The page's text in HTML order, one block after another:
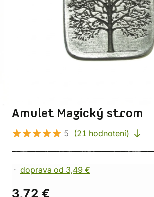
Amulet Magický strom
5 (21 hodnotení)
doprava od 3,49 €
3,72 €